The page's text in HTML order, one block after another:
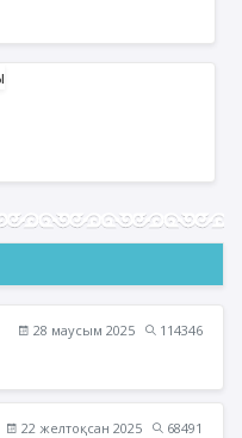
28 маусым 2025
114346
22 желтоқсан 2025
68491